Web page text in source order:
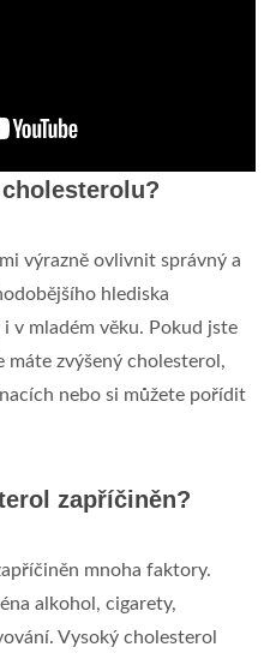
výrazně ovlivnit správný a
hlediska
v mladém věku. Pokud jste
máte zvýšený cholesterol,
nebo si můžete pořídit
zapříčiněn?
mnoha faktory.
alkohol, cigarety,
Vysoký cholesterol